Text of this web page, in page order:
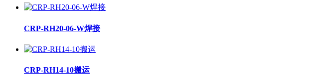
CRP-RH20-06-W焊接
CRP-RH14-10搬运